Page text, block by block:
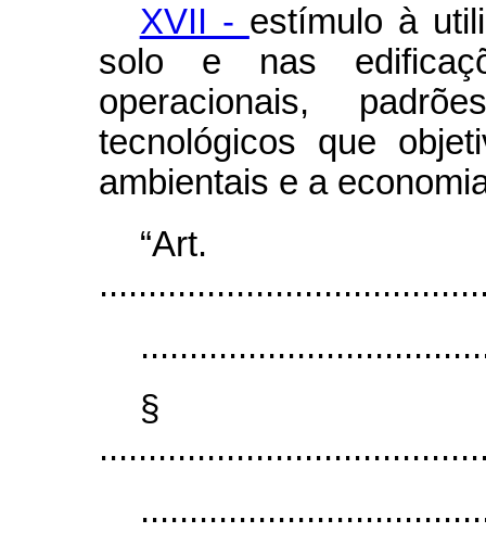
XVII - estímulo à
solo e nas
operacionais,
tecnológicos que
ambientais e a
§